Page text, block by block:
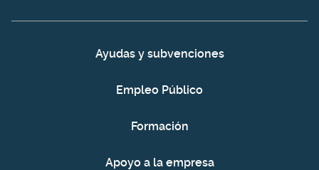
Ayudas y subvenciones
Empleo Público
Formación
Apoyo a la empresa